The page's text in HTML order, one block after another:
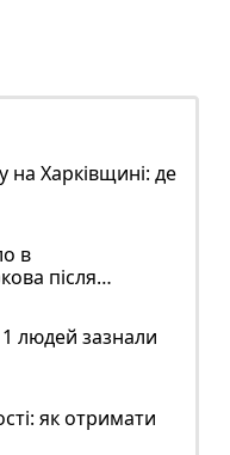
на Харківщині: де
в
після
людей зазнали
як отримати